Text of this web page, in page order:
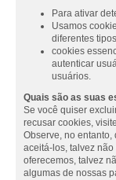
Para ativar
Usamos
diferentes
cookies
autenticar
usuários.
Quais são as suas
Se você quiser
recusar cookies,
Observe, no
aceitá-los, talvez
oferecemos, talvez
algumas de nossas